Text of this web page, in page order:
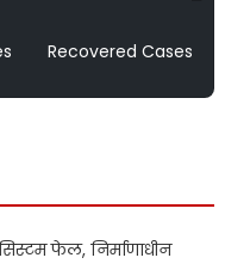
Recovered Cases
फेल, निर्माणाधीन